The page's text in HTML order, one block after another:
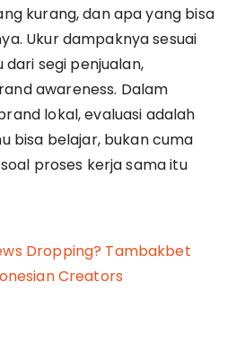
kurang, dan apa yang bisa
Ukur dampaknya sesuai
segi penjualan,
awareness. Dalam
lokal, evaluasi adalah
bisa belajar, bukan cuma
proses kerja sama itu
Dropping? Tambakbet
Creators